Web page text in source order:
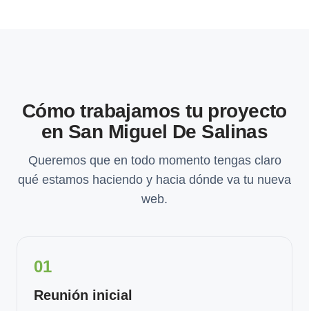
Cómo trabajamos tu proyecto
en San Miguel De Salinas
Queremos que en todo momento tengas claro
qué estamos haciendo y hacia dónde va tu nueva
web.
01
Reunión inicial